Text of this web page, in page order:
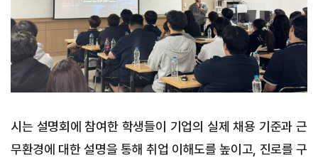
시는 설명회에 참여한 학생들이 기업의 실제 채용 기준과 근
무환경에 대한 설명을 통해 취업 이해도를 높이고, 진로를 구